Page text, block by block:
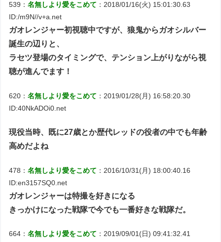
539：名無しより愛をこめて ：2018/01/16(火) 15:01:30.63
ID:/m9N//v+a.net
ガオレンジャー初視聴中ですが、狼鬼からガオシルバー
誕生の辺りと、
ラセツ登場のタイミングで、テンション上がりながら視
聴が進んでます！
620：名無しより愛をこめて ：2019/01/28(月) 16:58:20.30
ID:40NkADOi0.net
現役当時、既に27歳とか歴代レッドの役者の中でも年齢
高めだよね
478：名無しより愛をこめて ：2016/10/31(月) 18:00:40.16
ID:en3157SQ0.net
ガオレンジャーは特撮を好きになる
きっかけになった戦隊で今でも一番好きな戦隊だ。
664：名無しより愛をこめて ：2019/09/01(日) 09:41:32.41